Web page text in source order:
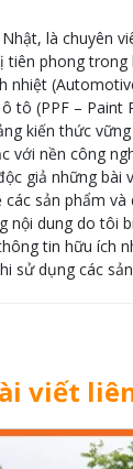
là chuyên
tiên phong trong
nhiệt
tô (PPF – Paint
kiến thức
với nền công
giả những bài
các sản phẩm
nội dung do tôi
tin hữu ích
sử dụng các
viết